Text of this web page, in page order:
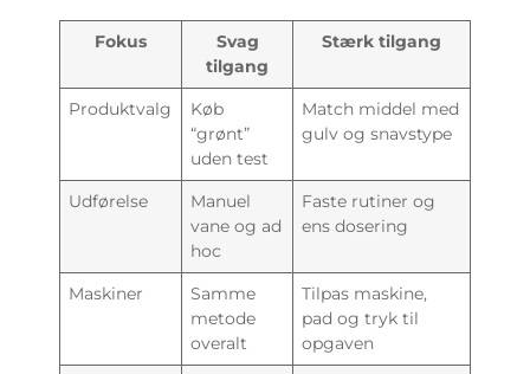
Fokus
Svag
tilgang
Stærk tilgang
Produktvalg
Køb
“grønt”
uden test
Match middel med
gulv og snavstype
Udførelse
Manuel
vane og ad
hoc
Faste rutiner og
ens dosering
Maskiner
Samme
metode
overalt
Tilpas maskine,
pad og tryk til
opgaven